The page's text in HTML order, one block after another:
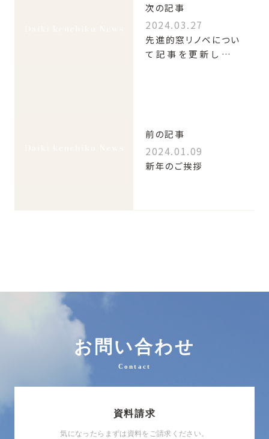
前の記事
2024.01.09
新年のご挨拶
次の記事
2024.03.27
先進的窓リノベについ
て記事を更新しまし
お問い合わせ
Contact
資料請求
気になったらまずは資料をご請求ください。